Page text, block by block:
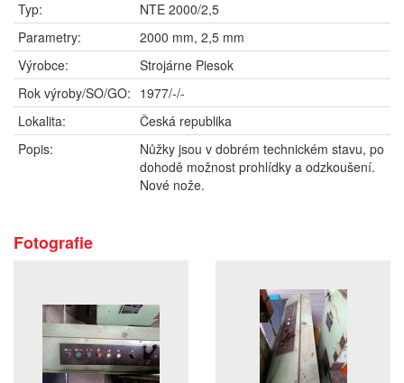
Typ:
NTE 2000/2,5
Parametry:
2000 mm, 2,5 mm
Výrobce:
Strojárne Piesok
Rok výroby/SO/GO: 1977/-/-
Lokalita:
Česká republika
Popis:
Nůžky jsou v dobrém technickém stavu, po
dohodě možnost prohlídky a odzkoušení.
Nové nože.
Fotografie